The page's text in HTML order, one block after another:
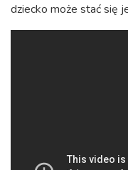
dziecko może stać się